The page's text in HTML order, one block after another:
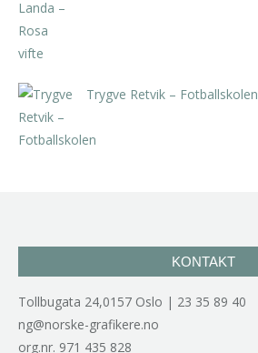
Trygve Retvik – Fotballskolen
KONTAKT
Tollbugata 24,0157 Oslo | 23 35 89 40
ng@norske-grafikere.no
org.nr. 971 435 828